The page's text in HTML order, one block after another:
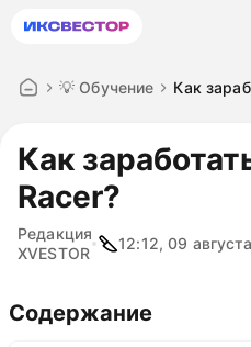
Акция: бесплатный
💡 Обучение Как
Как
Racer?
Редакция
XVESTOR
12:12, 09
Содержание